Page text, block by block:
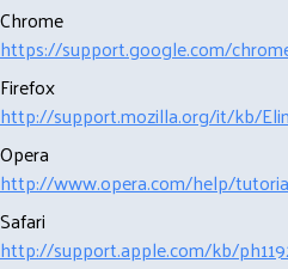
Chrome
https://support.google.com/
Firefox
http://support.mozilla.org/it/kb/
Opera
http://www.opera.com/help/
Safari
http://support.apple.com/kb/